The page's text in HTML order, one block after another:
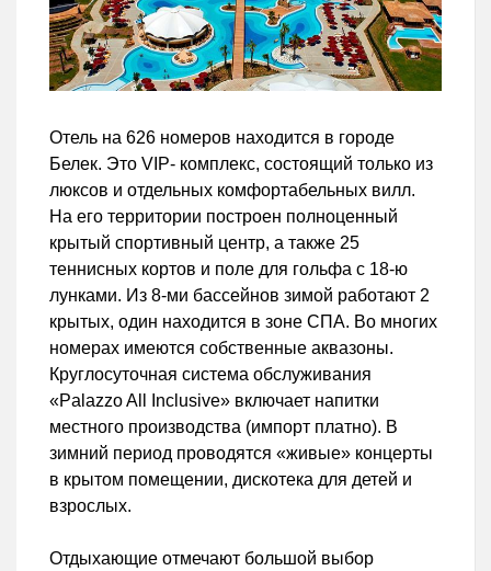
Отель на 626 номеров находится в городе
Белек. Это VIP- комплекс, состоящий только из
люксов и отдельных комфортабельных вилл.
На его территории построен полноценный
крытый спортивный центр, а также 25
теннисных кортов и поле для гольфа с 18-ю
лунками. Из 8-ми бассейнов зимой работают 2
крытых, один находится в зоне СПА. Во многих
номерах имеются собственные аквазоны.
Круглосуточная система обслуживания
«Palazzo All Inclusive» включает напитки
местного производства (импорт платно). В
зимний период проводятся «живые» концерты
в крытом помещении, дискотека для детей и
взрослых.
Отдыхающие отмечают большой выбор